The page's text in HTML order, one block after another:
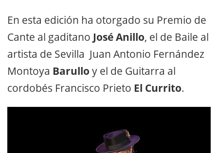
En esta edición ha otorgado su Premio de
Cante al gaditano José Anillo, el de Baile al
artista de Sevilla Juan Antonio Fernández
Montoya Barullo y el de Guitarra al
cordobés Francisco Prieto El Currito.